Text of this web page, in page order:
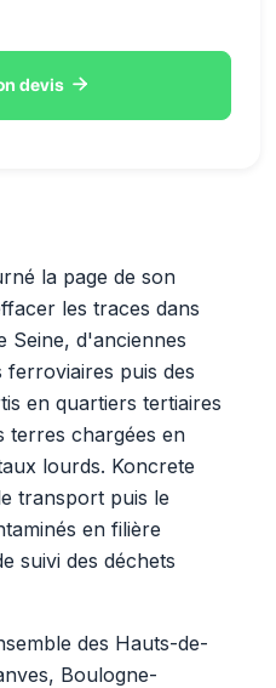
la page de son
les traces dans
Seine, d'anciennes
ferroviaires puis des
en quartiers tertiaires
terres chargées en
lourds. Koncrete
transport puis le
en filière
suivi des déchets
des Hauts-de-
Boulogne-
devis 